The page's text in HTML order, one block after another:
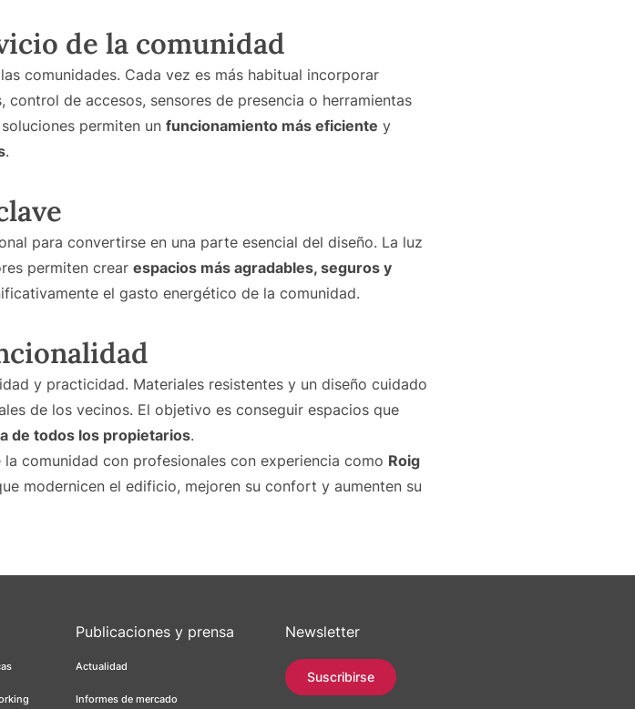
de la comunidad
comunidades. Cada vez es más habitual incorporar
de accesos, sensores de presencia o herramientas
permiten un funcionamiento más eficiente y
.
para convertirse en una parte esencial del diseño. La luz
permiten crear espacios más agradables, seguros y
el gasto energético de la comunidad.
y practicidad. Materiales resistentes y un diseño cuidado
de los vecinos. El objetivo es conseguir espacios que
de todos los propietarios.
comunidad con profesionales con experiencia como Roig
modernicen el edificio, mejoren su confort y aumenten su
Publicaciones y prensa
Actualidad
Informes de mercado
Newsletter
Suscribirse